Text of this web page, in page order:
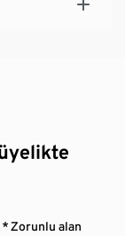
* Zorunlu alan